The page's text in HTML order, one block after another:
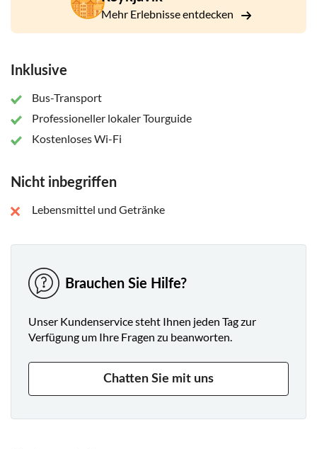
Während dieser Tour werden Sie besuchen:
Vik
Seljalandsfoss
Mehr Erlebnisse entdecken
Inklusive
Bus-Transport
Professioneller lokaler Tourguide
Kostenloses Wi-Fi
Nicht inbegriffen
Lebensmittel und Getränke
Brauchen Sie Hilfe?
Unser Kundenservice steht Ihnen jeden Tag zur
Verfügung um Ihre Fragen zu beanworten.
Chatten Sie mit uns